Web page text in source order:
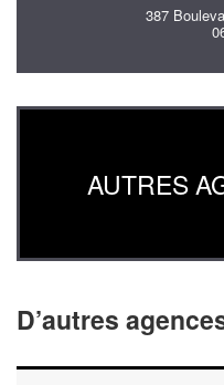
387
AUTRES
D’autres